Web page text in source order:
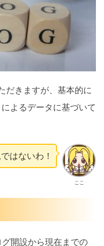
だきますが、基本的に
によるデータに基づいて
ここ
はないわ！
グ開設から現在までの